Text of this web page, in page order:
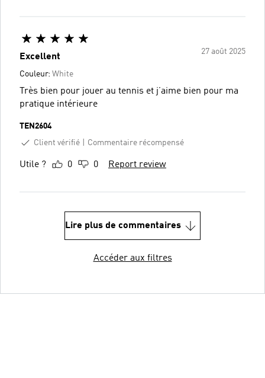
27 août 2025
Excellent
Couleur: White
Très bien pour jouer au tennis et j’aime bien pour ma
pratique intérieure
TEN2604
Client vérifié
Commentaire récompensé
Utile ? 0 0 Report review
Lire plus de commentaires
Accéder aux filtres